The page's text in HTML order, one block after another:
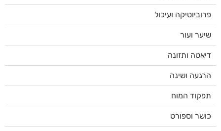
פרוביוטיקה ועיכול
שיער ועור
דיאטה ותזונה
הרגעה ושינה
תפקוד המוח
כושר וספורט